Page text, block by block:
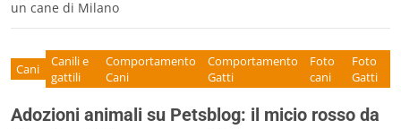
un cane di Milano
Cani
Canili e
gattili
Comportamento
Cani
Comportamento
Gatti
Foto
cani
Foto
Gatti
Adozioni animali su Petsblog: il micio rosso da